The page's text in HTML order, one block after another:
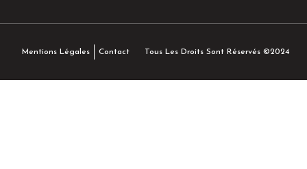
Mentions Légales Contact Tous Les Droits Sont Réservés ©2024